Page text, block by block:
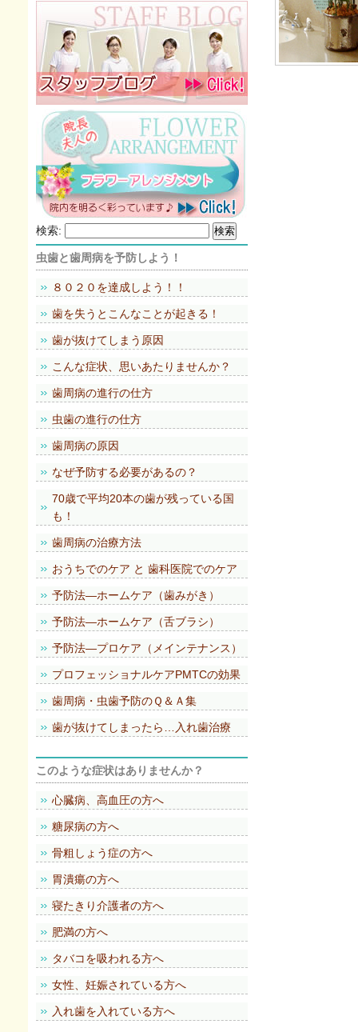
検索:
虫歯と歯周病を予防しよう！
８０２０を達成しよう！！
歯を失うとこんなことが起きる！
歯が抜けてしまう原因
こんな症状、思いあたりませんか？
歯周病の進行の仕方
虫歯の進行の仕方
歯周病の原因
なぜ予防する必要があるの？
70歳で平均20本の歯が残っている国
も！
歯周病の治療方法
おうちでのケア と 歯科医院でのケア
予防法―ホームケア（歯みがき）
予防法―ホームケア（舌ブラシ）
予防法―プロケア（メインテナンス）
プロフェッショナルケアPMTCの効果
歯周病・虫歯予防のＱ＆Ａ集
歯が抜けてしまったら…入れ歯治療
このような症状はありませんか？
心臓病、高血圧の方へ
糖尿病の方へ
骨粗しょう症の方へ
胃潰瘍の方へ
寝たきり介護者の方へ
肥満の方へ
タバコを吸われる方へ
女性、妊娠されている方へ
入れ歯を入れている方へ